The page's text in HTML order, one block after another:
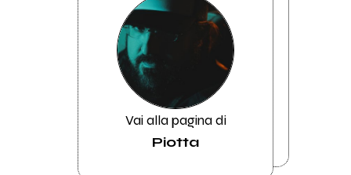
Vai alla pagina di
Piotta